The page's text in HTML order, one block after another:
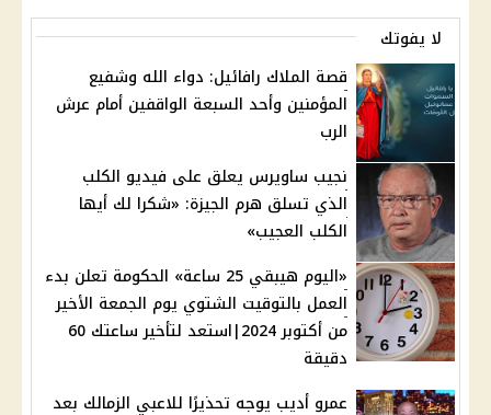
لا يفوتك
قصة الملاك رافائيل: دواء الله وشفيع
المؤمنين وأحد السبعة الواقفين أمام عرش
الرب
نجيب ساويرس يعلق على فيديو الكلب
الذي تسلق هرم الجيزة: «شكرا لك أيها
الكلب العجيب»
«اليوم هيبقي 25 ساعة» الحكومة تعلن بدء
العمل بالتوقيت الشتوي يوم الجمعة الأخير
من أكتوبر 2024|استعد لتأخير ساعتك 60
دقيقة
عمرو أديب يوجه تحذيرًا للاعبي الزمالك بعد